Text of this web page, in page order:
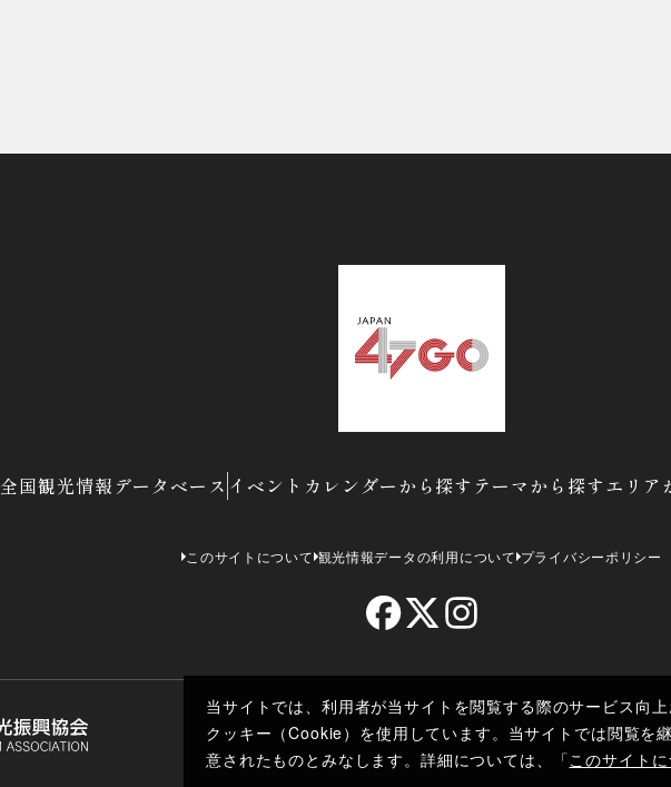
当サイトでは、利用者が当サイトを閲覧する際のサービス向
クッキー（Cookie）を使用しています。当サイトでは閲覧を
意されたものとみなします。詳細については、「このサイト
全国観光情報データベース イベントカレンダーから探す テーマから探すエリア
このサイトについて 観光情報データの利用について プライバシーポリシー